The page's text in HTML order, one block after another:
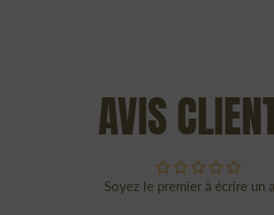
AVIS
Soyez le premier à écrire un